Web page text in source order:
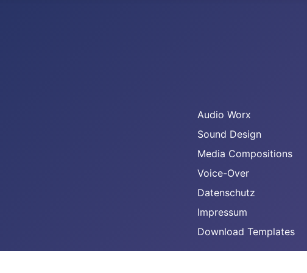
Audio Worx
Sound Design
Media Compositions
Voice-Over
Datenschutz
Impressum
Download Templates